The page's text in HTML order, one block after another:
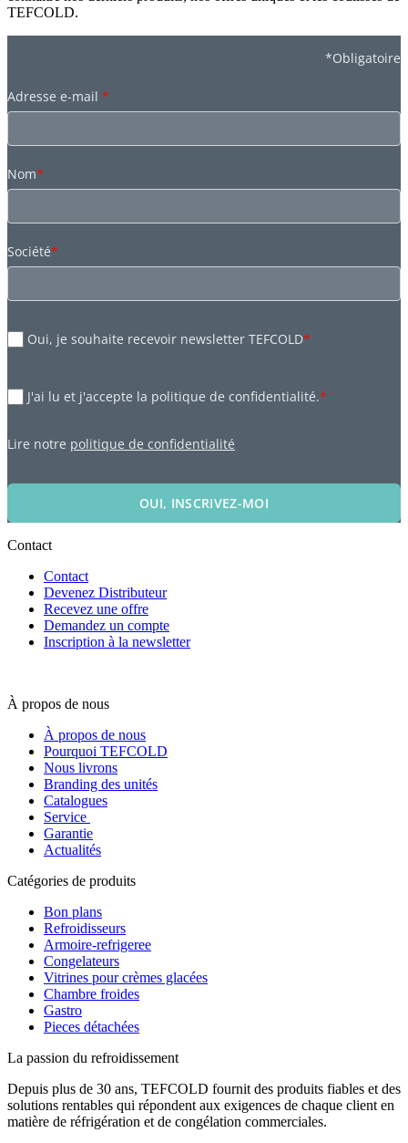
TEFCOLD.
*Obligatoire
Adresse e-mail *
Nom*
Société*
Oui, je souhaite recevoir newsletter TEFCOLD*
J'ai lu et j'accepte la politique de confidentialité.*
Lire notre politique de confidentialité
OUI, INSCRIVEZ-MOI
Contact
Contact
Devenez Distributeur
Recevez une offre
Demandez un compte
Inscription à la newsletter
À propos de nous
À propos de nous
Pourquoi TEFCOLD
Nous livrons
Branding des unités
Catalogues
Service
Garantie
Actualités
Catégories de produits
Bon plans
Refroidisseurs
Armoire-refrigeree
Congelateurs
Vitrines pour crèmes glacées
Chambre froides
Gastro
Pieces détachées
La passion du refroidissement
Depuis plus de 30 ans, TEFCOLD fournit des produits fiables et des
solutions rentables qui répondent aux exigences de chaque client en
matière de réfrigération et de congélation commerciales.